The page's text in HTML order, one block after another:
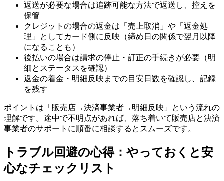
返送が必要な場合は追跡可能な方法で返送し、控えを
保管
クレジットの場合の返金は「売上取消」や「返金処
理」としてカード側に反映（締め日の関係で翌月以降
になることも）
後払いの場合は請求の停止・訂正の手続きが必要（明
細とステータスを確認）
返金の着金・明細反映までの目安日数を確認し、記録
を残す
ポイントは「販売店→決済事業者→明細反映」という流れの
理解です。途中で不明点があれば、落ち着いて販売店と決済
事業者のサポートに順番に相談するとスムーズです。
トラブル回避の心得：やっておくと安
心なチェックリスト